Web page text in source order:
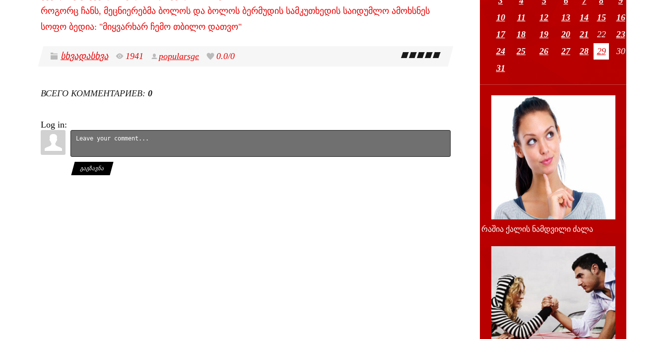
როგორც ჩანს, მეცნიერებმა ბოლოს და ბოლოს ბერმუდის სამკუთხედის საიდუმლო ამოხსნეს
სოფო ბედია: "მიყვარხარ ჩემო თბილო დათვო"
სხვადასხვა 1941 popularsge 0.0/0
ВСЕГО КОММЕНТАРИЕВ: 0
Log in:
ᲒᲐᲒᲖᲐᲕᲜᲐ
10
11 12 13 14 15
16
17
18 19 20 21 22
23
24
25 26 27 28 29
30
31
რაშია ქალის ნამდვილი ძალა